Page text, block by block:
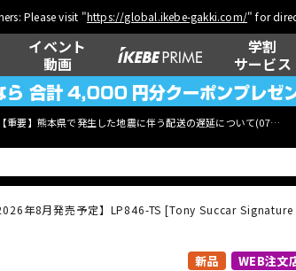
Please visit "https://global.ikebe-gakki.com/" for
イベント
動画
学割
サービス
【重要】熊本県で発生した地震に伴う配送の遅延について(07月29日
ウクレレ
2026年8月発売予定】LP846-TS [Tony Succar
新品 WEB注文